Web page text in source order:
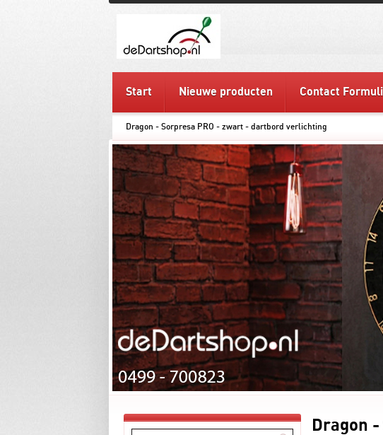
Start Nieuwe producten Contact
Dragon - Sorpresa PRO - zwart - dartbord verlichting
Dragon